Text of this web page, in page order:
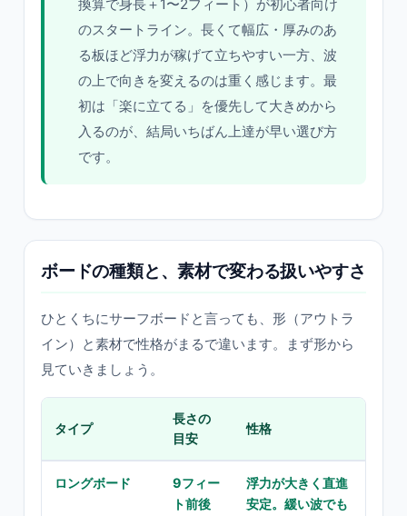
換算で身長＋1〜2フィート）が初心者向け
のスタートライン。長くて幅広・厚みのあ
る板ほど浮力が稼げて立ちやすい一方、波
の上で向きを変えるのは重く感じます。最
初は「楽に立てる」を優先して大きめから
入るのが、結局いちばん上達が早い選び方
です。
ボードの種類と、素材で変わる扱いやすさ
ひとくちにサーフボードと言っても、形（アウトラ
イン）と素材で性格がまるで違います。まず形から
見ていきましょう。
タイプ
長さの
目安
性格
ロングボード
9フィー
ト前後
浮力が大きく直進
安定。緩い波でも